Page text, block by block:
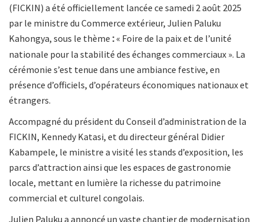
(FICKIN) a été officiellement lancée ce samedi 2 août 2025
par le ministre du Commerce extérieur, Julien Paluku
Kahongya, sous le thème : « Foire de la paix et de l’unité
nationale pour la stabilité des échanges commerciaux ». La
cérémonie s’est tenue dans une ambiance festive, en
présence d’officiels, d’opérateurs économiques nationaux et
étrangers.
Accompagné du président du Conseil d’administration de la
FICKIN, Kennedy Katasi, et du directeur général Didier
Kabampele, le ministre a visité les stands d’exposition, les
parcs d’attraction ainsi que les espaces de gastronomie
locale, mettant en lumière la richesse du patrimoine
commercial et culturel congolais.
Julien Paluku a annoncé un vaste chantier de modernisation